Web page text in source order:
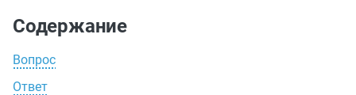
Содержание
Вопрос
Ответ